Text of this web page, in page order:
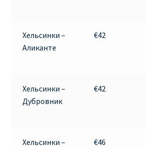
АВИАБИЛЕТЫ ХЕЛЬСИНКИ МИЛАН
Акции RYANAIR из Вильнюса
Хельсинки –
Аликанте
€42
Хельсинки –
Дубровник
€42
Хельсинки –
€46